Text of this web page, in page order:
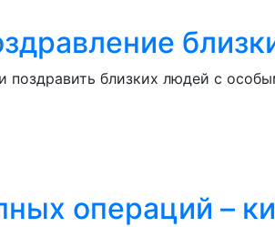
поздравить близких людей с
операций –